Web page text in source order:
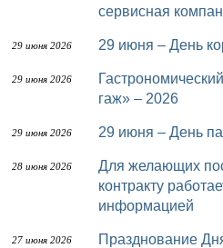
сервисная
29 июня 2026 29 июня – День
29 июня 2026
Гастрономический фестиваль «Черинянь
гаж» – 2026
29 июня 2026 29 июня – День
28 июня 2026
Для желающих поступить на службу по
контракту
информацией
27 июня 2026
Празднование Дня молодежи в Печоре